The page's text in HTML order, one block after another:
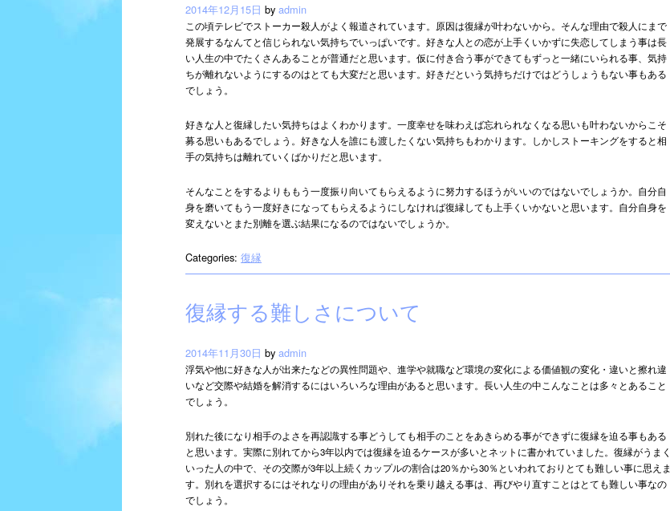
2014年12月15日 byadmin
この頃テレビでストーカー殺人がよく報道されています。原因は復縁が叶わないから。そんな理由で殺人にまで
発展するなんてと信じられない気持ちでいっぱいです。好きな人との恋が上手くいかずに失恋してしまう事は長
い人生の中でたくさんあることが普通だと思います。仮に付き合う事ができてもずっと一緒にいられる事、気持
ちが離れないようにするのはとても大変だと思います。好きだという気持ちだけではどうしょうもない事もある
でしょう。
好きな人と復縁したい気持ちはよくわかります。一度幸せを味わえば忘れられなくなる思いも叶わないからこそ
募る思いもあるでしょう。好きな人を誰にも渡したくない気持ちもわかります。しかしストーキングをすると相
手の気持ちは離れていくばかりだと思います。
そんなことをするよりももう一度振り向いてもらえるように努力するほうがいいのではないでしょうか。自分自
身を磨いてもう一度好きになってもらえるようにしなければ復縁しても上手くいかないと思います。自分自身を
変えないとまた別離を選ぶ結果になるのではないでしょうか。
Categories:復縁
復縁する難しさについて
2014年11月30日 byadmin
浮気や他に好きな人が出来たなどの異性問題や、進学や就職など環境の変化による価値観の変化・違いと擦れ違
いなど交際や結婚を解消するにはいろいろな理由があると思います。長い人生の中こんなことは多々とあること
でしょう。
別れた後になり相手のよさを再認識する事どうしても相手のことをあきらめる事ができずに復縁を迫る事もある
と思います。実際に別れてから3年以内では復縁を迫るケースが多いとネットに書かれていました。復縁がうまく
いった人の中で、その交際が3年以上続くカップルの割合は20％から30％といわれておりとても難しい事に思えま
す。別れを選択するにはそれなりの理由がありそれを乗り越える事は、再びやり直すことはとても難しい事なの
でしょう。